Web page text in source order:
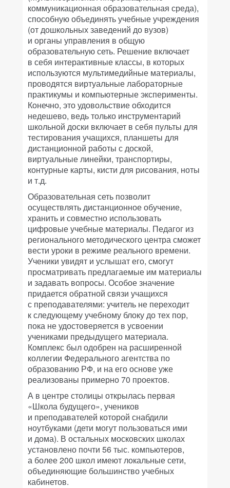
коммуникационная образовательная среда),
способную объединять учебные учреждения
(от дошкольных заведений до вузов)
и органы управления в общую
образовательную сеть. Решение включает
в себя интерактивные классы, в которых
используются мультимедийные материалы,
проводятся виртуальные лабораторные
практикумы и компьютерные эксперименты.
Конечно, это удовольствие обходится
недешево, ведь только инструментарий
школьной доски включает в себя пульты для
тестирования учащихся, планшеты для
дистанционной работы с доской,
виртуальные линейки, транспортиры,
контурные карты, кисти для рисования, ноты
и т.д.
Образовательная сеть позволит
осуществлять дистанционное обучение,
хранить и совместно использовать
цифровые учебные материалы. Педагог из
регионального методического центра сможет
вести уроки в режиме реального времени.
Ученики увидят и услышат его, смогут
просматривать предлагаемые им материалы
и задавать вопросы. Особое значение
придается обратной связи учащихся
с преподавателями: учитель не переходит
к следующему учебному блоку до тех пор,
пока не удостоверяется в усвоении
учениками предыдущего материала.
Комплекс был одобрен на расширенной
коллегии Федерального агентства по
образованию РФ, и на его основе уже
реализованы примерно 70 проектов.
А в центре столицы открылась первая
«Школа будущего», учеников
и преподавателей которой снабдили
ноутбуками (дети могут пользоваться ими
и дома). В остальных московских школах
установлено почти 56 тыс. компьютеров,
а более 200 школ имеют локальные сети,
объединяющие большинство учебных
кабинетов.